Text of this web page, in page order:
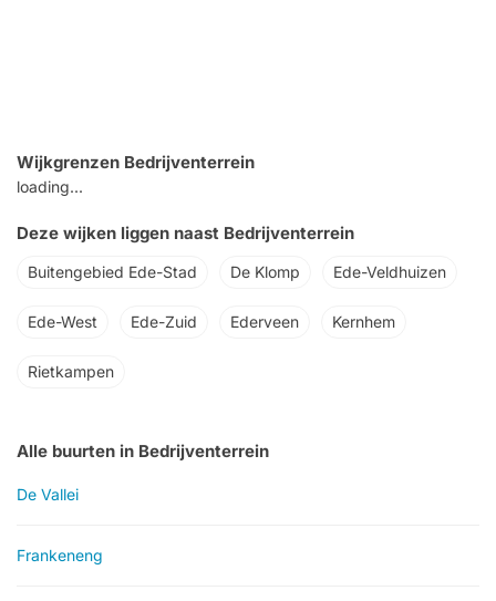
Wijkgrenzen Bedrijventerrein
loading...
Deze wijken liggen naast Bedrijventerrein
Buitengebied Ede-Stad De Klomp Ede-Veldhuizen
Ede-West Ede-Zuid Ederveen Kernhem
Rietkampen
Alle buurten in Bedrijventerrein
De Vallei
Frankeneng